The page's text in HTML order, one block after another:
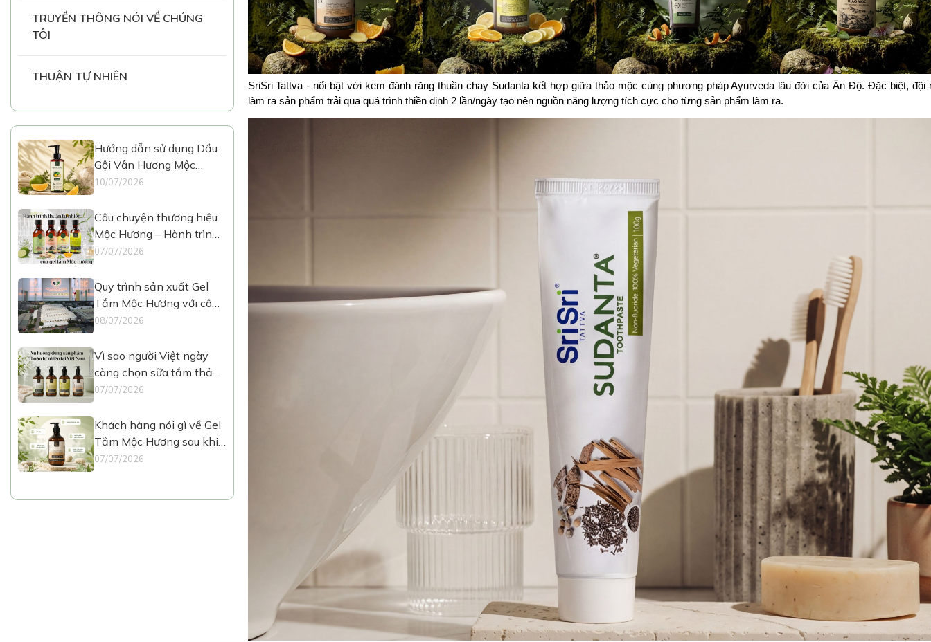
SriSri Tattva - nổi bật với kem đánh răng thuần chay Sudanta kết hợp giữa thảo mộc cùng phương pháp Ayurveda lâu đời của Ấn Độ. Đặc biệt, đội
làm ra sản phẩm trải qua quá trình thiền định 2 lần/ngày tạo nên nguồn năng lượng tích cực cho từng sản phẩm làm ra.
TRUYỀN THÔNG NÓI VỀ CHÚNG
TÔI
THUẬN TỰ NHIÊN
Hướng dẫn sử dụng Dầu
Gội Vân Hương Mộc
Hương
10/07/2026
Câu chuyện thương hiệu
Mộc Hương – Hành trình
Thuận Tự Nhiên
07/07/2026
Quy trình sản xuất Gel
Tắm Mộc Hương với công
nghệ hiện đại
08/07/2026
Vì sao người Việt ngày
càng chọn sữa tắm thảo
mộc như Mộc Hương?
07/07/2026
Khách hàng nói gì về Gel
Tắm Mộc Hương sau khi
dùng thực tế?
07/07/2026